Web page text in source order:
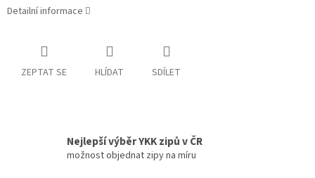
Detailní informace
ZEPTAT SE HLÍDAT SDÍLET
Nejlepší výběr YKK zipů v ČR
možnost objednat zipy na míru